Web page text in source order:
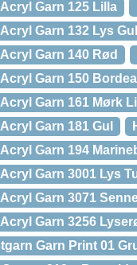
Garn 125 Lilla
Garn 132 Lys Gul
Garn 140 Rød
Garn 150
Garn 161 Mørk
Garn 181 Gul
Garn 194
Garn 3001 Lys
Garn 3071
Garn 3256
Garn Print 01